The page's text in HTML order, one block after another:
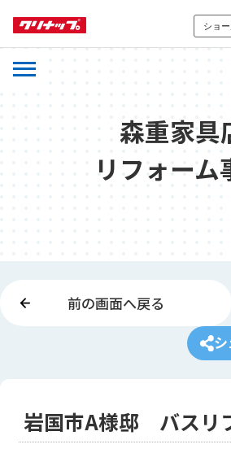
ショ
森重家具
リフォーム
前の画面へ戻る
岩国市A様邸 バスリ